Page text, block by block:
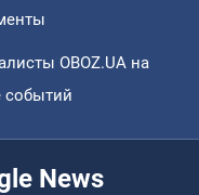
OBOZ.UA на
событий
News